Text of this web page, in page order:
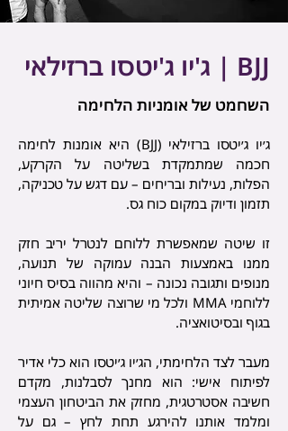
BJJ | ג'יו ג'יטסו ברזילאי
השחמט של אומניות הלחימה
ג׳יו ג׳יטסו ברזילאי (BJJ) היא אומנות לחימה
חכמה שמתמקדת בשליטה על הקרקע,
הפלות, נעילות ובריחים – עם דגש על טכניקה,
תזמון ודיוק במקום כוח גס.
זו שיטה שמאפשרת ללוחם לנטרל יריב חזק
ממנו באמצעות הבנה עמוקה של תנועה,
מנופים ותגובה נכונה – והיא מהווה בסיס חיוני
ללוחמי MMA ולכל מי שרוצה שליטה אמיתית
בגוף ובסיטואציה.
מעבר לצד הלחימתי, הג׳יו ג׳יטסו הוא כלי אדיר
לפיתוח אישי: הוא מחנך לסבלנות, מקדם
חשיבה אסטרטגית, מחזק את הביטחון העצמי
ומלמד אותנו להירגע תחת לחץ – גם על